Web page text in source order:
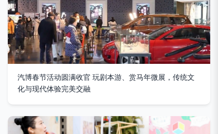
汽博春节活动圆满收官 玩剧本游、赏马年微展，传统文
化与现代体验完美交融